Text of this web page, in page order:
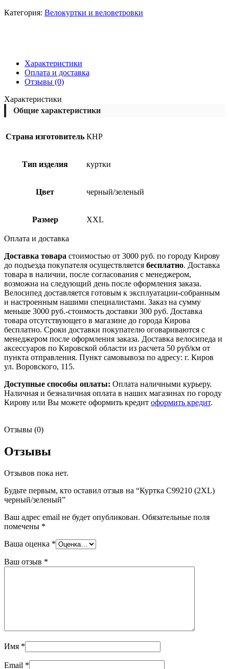
Категория: Велокуртки и веловетровки
Характеристики
Оплата и доставка
Отзывы (0)
Характеристики
Общие характеристики
Страна изготовитель КНР
Тип изделия куртки
Цвет черный/зеленый
Размер XXL
Оплата и доставка
Доставка товара стоимостью от 3000 руб. по городу Кирову
до подъезда покупателя осуществляется бесплатно. Доставка
товара в наличии, после согласования с менеджером,
возможна на следующий день после оформления заказа.
Велосипед доставляется готовым к эксплуатации-собранным
и настроенным нашими специалистами. Заказ на сумму
меньше 3000 руб.-стоимость доставки 300 руб. Доставка
товара отсутствующего в магазине до города Кирова
бесплатно. Сроки доставки покупателю оговариваются с
менеджером после оформления заказа. Доставка велосипеда и
аксессуаров по Кировской области из расчета 50 руб/км от
пункта отправления. Пункт самовывоза по адресу: г. Киров
ул. Воровского, 115.
Доступные способы оплаты: Оплата наличными курьеру.
Наличная и безналичная оплата в наших магазинах по городу
Кирову или Вы можете оформить кредит оформить кредит.
Отзывы (0)
Отзывы
Отзывов пока нет.
Будьте первым, кто оставил отзыв на “Куртка С99210 (2XL)
черный/зеленый”
Ваш адрес email не будет опубликован. Обязательные поля
помечены *
Ваша оценка *
Ваш отзыв *
Имя *
Email *